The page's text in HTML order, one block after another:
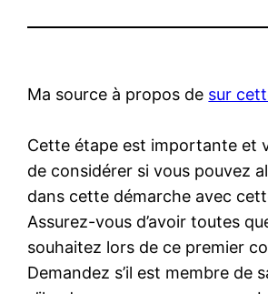
Ma source à propos de sur
Cette étape est importante et
de considérer si vous pouvez
dans cette démarche avec
Assurez-vous d’avoir toutes
souhaitez lors de ce premier
Demandez s’il est membre de